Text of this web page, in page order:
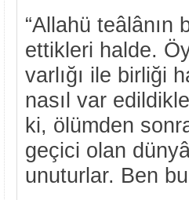
“Allahü teâlânın
ettikleri halde.
varlığı ile birliği
nasıl var
ki, ölümden
geçici olan
unuturlar. Ben